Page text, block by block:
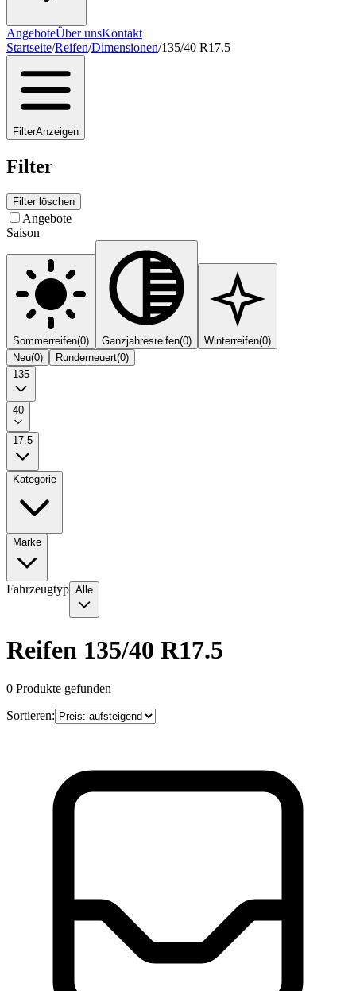
AngeboteÜber unsKontakt
Startseite/Reifen/Dimensionen/135/40 R17.5
FilterAnzeigen
Filter
Filter löschen
Angebote
Saison
Sommerreifen(0) Ganzjahresreifen(0) Winterreifen(0)
Neu(0) Runderneuert(0)
135
40
17.5
Kategorie
Marke
Fahrzeugtyp Alle
Reifen 135/40 R17.5
0 Produkte gefunden
Sortieren: